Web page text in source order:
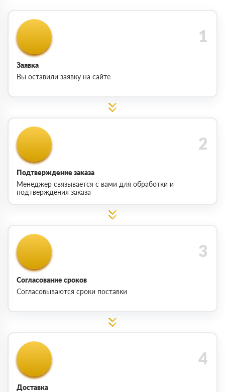
Заявка
Вы оставили заявку на сайте
Подтверждение заказа
Менеджер связывается с вами для обработки и
подтверждения заказа
Согласование сроков
Согласовываются сроки поставки
Доставка